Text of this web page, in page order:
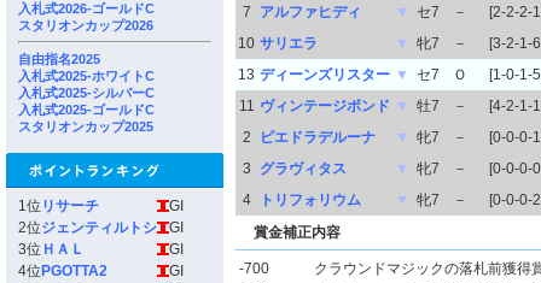
入札式2026-ゴールドC
スタリオンカップ2026
自由指名2025
入札式2025-ホワイトC
入札式2025-シルバーC
入札式2025-ゴールドC
スタリオンカップ2025
1位 リサーチ
GI
2位ジェンティルトシ
GI
3位 ＨＡＬ
GI
4位 PGOTTA2
GI
7
アルファヒディ ▼ セ7 －
[2-2-2-
10 サリエラ ▼ 牝7 －
[3-2-1-
13 ディーンズリスター ▼ セ7 Ｏ
[1-0-1-
11 ヴィンテージボンド ▼ 牡7 －
[4-2-1-
2
ピエドラデルーナ ▼ 牝7 －
[0-0-0-
3
グラヴィタス ▼ 牝7 －
[0-0-0-
4
トリフォリウム ▼ 牝7 －
[0-0-0-
賞金補正内容
-700
クラウンドマジックの落札前獲得